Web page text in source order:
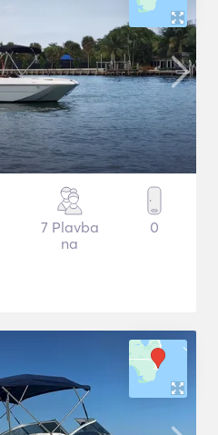
7 Plavba
na
0